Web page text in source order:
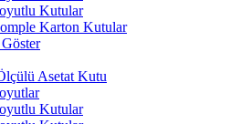
Kutular
Karton Kutular
Asetat Kutu
Kutular